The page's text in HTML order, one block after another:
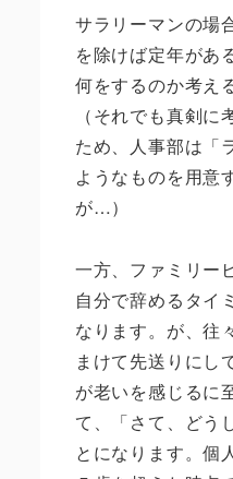
サラリーマンの場
を除けば定年があ
何をするのか考え
（それでも真剣
ため、人事部は「
ようなものを用意
が…）
一方、ファミリー
自分で辞めるタイ
なります。が、往
まけて先送りにし
が老いを感じるに
て、「さて、どう
とになります。個